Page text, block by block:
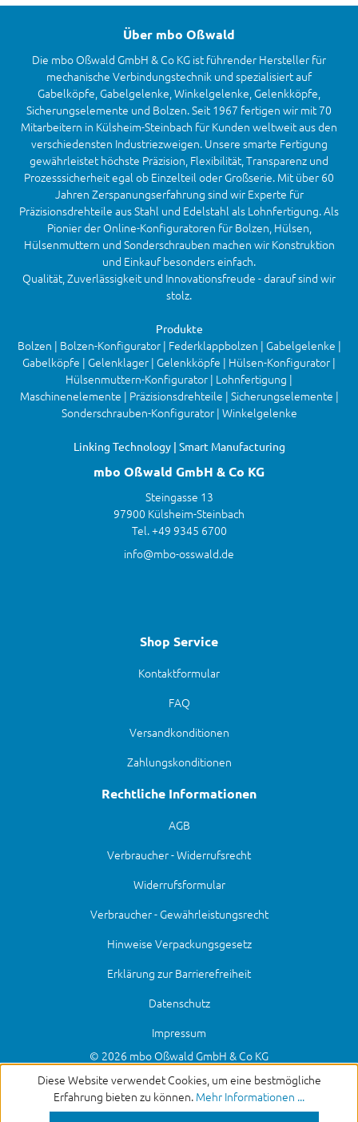
Diese Website verwendet Cookies, um eine bestmögliche
Erfahrung bieten zu können. Mehr Informationen ...
Über mbo Oßwald
Die mbo Oßwald GmbH & Co KG ist führender Hersteller für
mechanische Verbindungstechnik und spezialisiert auf
Gabelköpfe, Gabelgelenke, Winkelgelenke, Gelenkköpfe,
Sicherungselemente und Bolzen. Seit 1967 fertigen wir mit 70
Mitarbeitern in Külsheim-Steinbach für Kunden weltweit aus den
verschiedensten Industriezweigen. Unsere smarte Fertigung
gewährleistet höchste Präzision, Flexibilität, Transparenz und
Prozesssicherheit egal ob Einzelteil oder Großserie. Mit über 60
Jahren Zerspanungserfahrung sind wir Experte für
Präzisionsdrehteile aus Stahl und Edelstahl als Lohnfertigung. Als
Pionier der Online-Konfiguratoren für Bolzen, Hülsen,
Hülsenmuttern und Sonderschrauben machen wir Konstruktion
und Einkauf besonders einfach.
Qualität, Zuverlässigkeit und Innovationsfreude - darauf sind wir
stolz.
Produkte
Bolzen | Bolzen-Konfigurator | Federklappbolzen | Gabelgelenke |
Gabelköpfe | Gelenklager | Gelenkköpfe | Hülsen-Konfigurator |
Hülsenmuttern-Konfigurator | Lohnfertigung |
Maschinenelemente | Präzisionsdrehteile | Sicherungselemente |
Sonderschrauben-Konfigurator | Winkelgelenke
Linking Technology | Smart Manufacturing
mbo Oßwald GmbH & Co KG
Steingasse 13
97900 Külsheim-Steinbach
Tel. +49 9345 6700
info@mbo-osswald.de
Shop Service
Kontaktformular
FAQ
Versandkonditionen
Zahlungskonditionen
Rechtliche Informationen
AGB
Verbraucher - Widerrufsrecht
Widerrufsformular
Verbraucher - Gewährleistungsrecht
Hinweise Verpackungsgesetz
Erklärung zur Barrierefreiheit
Datenschutz
Impressum
© 2026 mbo Oßwald GmbH & Co KG